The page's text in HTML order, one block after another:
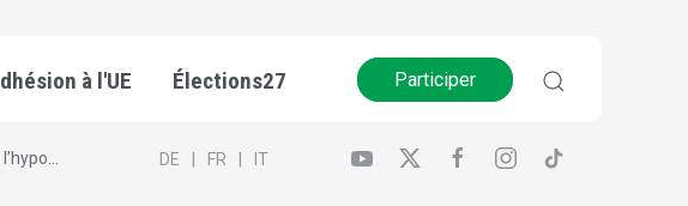
à l'UE Élections27 Participer
DE FR IT